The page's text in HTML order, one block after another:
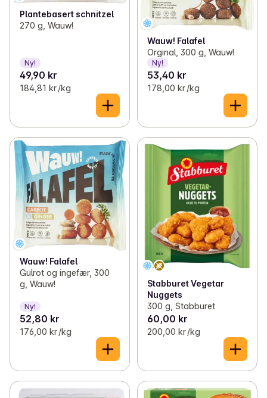
Plantebasert schnitzel
270 g, Wauw!
Ny!
49,90 kr
184,81 kr /kg
Wauw! Falafel
Orginal, 300 g, Wauw!
Ny!
53,40 kr
178,00 kr /kg
Wauw! Falafel
Gulrot og ingefær, 300
g, Wauw!
Ny!
52,80 kr
176,00 kr /kg
Stabburet Vegetar
Nuggets
300 g, Stabburet
60,00 kr
200,00 kr /kg